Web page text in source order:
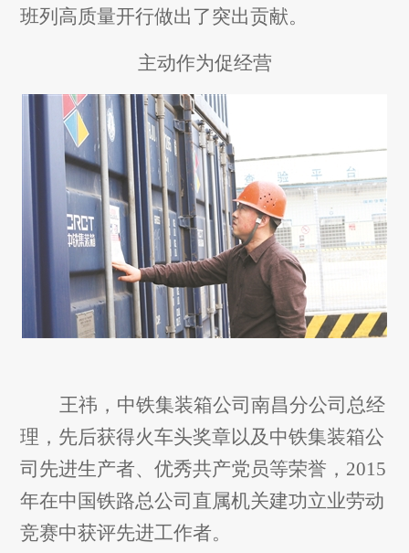
班列高质量开行做出了突出贡献。
主动作为促经营
王祎，中铁集装箱公司南昌分公司总经
理，先后获得火车头奖章以及中铁集装箱公
司先进生产者、优秀共产党员等荣誉，2015
年在中国铁路总公司直属机关建功立业劳动
竞赛中获评先进工作者。